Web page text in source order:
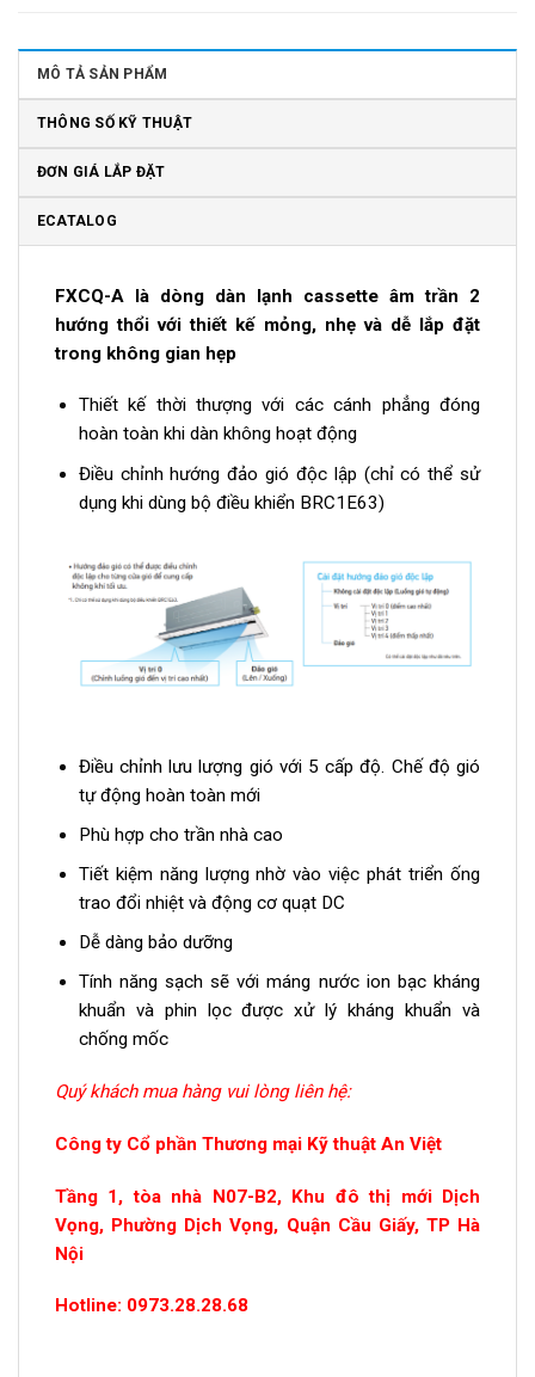
MÔ TẢ SẢN PHẨM
THÔNG SỐ KỸ THUẬT
ĐƠN GIÁ LẮP ĐẶT
ECATALOG
FXCQ-A là dòng dàn lạnh cassette âm trần 2
hướng thổi với thiết kế mỏng, nhẹ và dễ lắp đặt
trong không gian hẹp
Thiết kế thời thượng với các cánh phẳng đóng
hoàn toàn khi dàn không hoạt động
Điều chỉnh hướng đảo gió độc lập (chỉ có thể sử
dụng khi dùng bộ điều khiển BRC1E63)
Điều chỉnh lưu lượng gió với 5 cấp độ. Chế độ gió
tự động hoàn toàn mới
Phù hợp cho trần nhà cao
Tiết kiệm năng lượng nhờ vào việc phát triển ống
trao đổi nhiệt và động cơ quạt DC
Dễ dàng bảo dưỡng
Tính năng sạch sẽ với máng nước ion bạc kháng
khuẩn và phin lọc được xử lý kháng khuẩn và
chống mốc
Quý khách mua hàng vui lòng liên hệ:
Công ty Cổ phần Thương mại Kỹ thuật An Việt
Tầng 1, tòa nhà N07-B2, Khu đô thị mới Dịch
Vọng, Phường Dịch Vọng, Quận Cầu Giấy, TP Hà
Nội
Hotline: 0973.28.28.68